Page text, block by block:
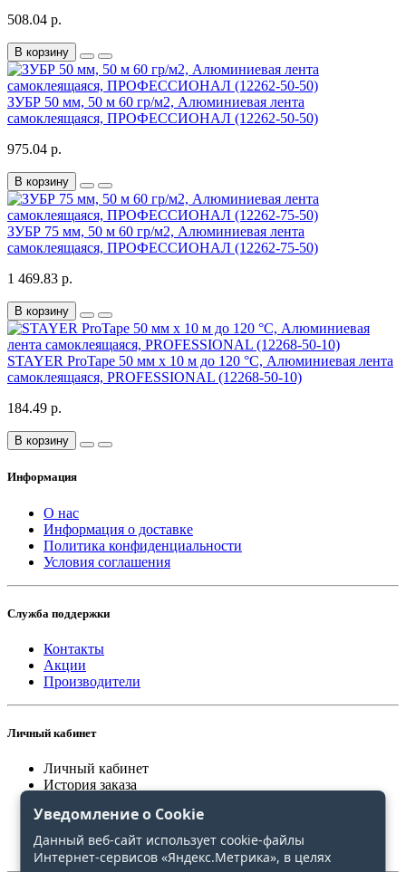
508.04 р.
В корзину
ЗУБР 50 мм, 50 м 60 гр/м2, Алюминиевая лента
самоклеящаяся, ПРОФЕССИОНАЛ (12262-50-50)
975.04 р.
В корзину
ЗУБР 75 мм, 50 м 60 гр/м2, Алюминиевая лента
самоклеящаяся, ПРОФЕССИОНАЛ (12262-75-50)
1 469.83 р.
В корзину
STAYER ProTape 50 мм х 10 м до 120 °С, Алюминиевая лента
самоклеящаяся, PROFESSIONAL (12268-50-10)
184.49 р.
В корзину
Информация
О нас
Информация о доставке
Политика конфиденциальности
Условия соглашения
Служба поддержки
Контакты
Акции
Производители
Личный кабинет
Личный кабинет
История заказа
Сравнение
Уведомление о Cookie
Данный веб-сайт использует cookie-файлы
Интернет-сервисов «Яндекс.Метрика», в целях